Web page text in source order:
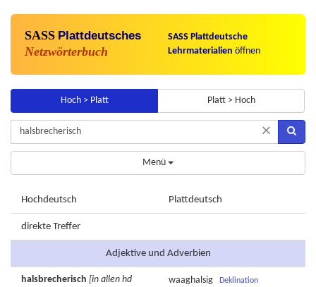
SASS Plattdeutsches
Netzwörterbuch
SASS Plattdeutsche
Lehrmaterialien öffnen
Hoch > Platt Platt > Hoch
×
Menü
Hochdeutsch Plattdeutsch
direkte Treffer
Adjektive und Adverbien
halsbrecherisch [in allen hd
waaghalsig Deklination